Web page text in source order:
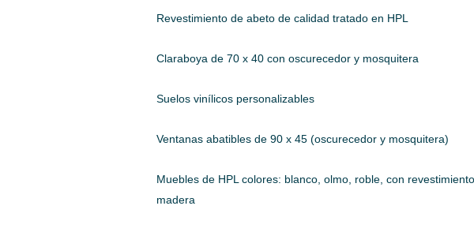
Revestimiento de abeto de calidad tratado en HPL
Claraboya de 70 x 40 con oscurecedor y mosquitera
Suelos vinílicos personalizables
Ventanas abatibles de 90 x 45 (oscurecedor y mosquitera)
Muebles de HPL colores: blanco, olmo, roble, con
madera